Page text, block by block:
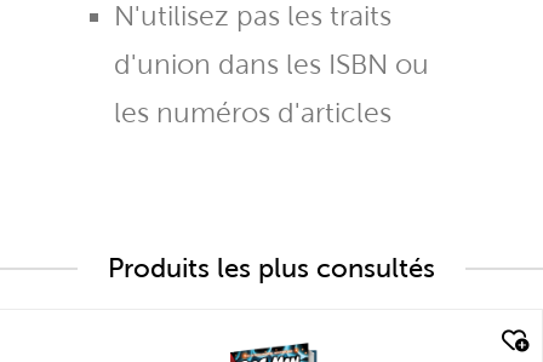
N'utilisez pas les traits
d'union dans les ISBN ou
les numéros d'articles
Produits les plus consultés